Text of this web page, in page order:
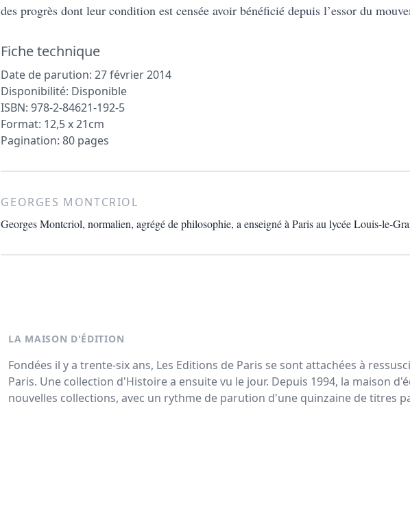
des progrès dont leur condition est censée avoir bénéficié depuis l’essor du
Fiche technique
Date de parution: 27 février 2014
Disponibilité: Disponible
ISBN: 978-2-84621-192-5
Format: 12,5 x 21cm
Pagination: 80 pages
GEORGES MONTCRIOL
Georges Montcriol, normalien, agrégé de philosophie, a enseigné à Paris au lycée Louis-le-
LA MAISON D'ÉDITION
Fondées il y a trente-six ans, Les Editions de Paris se sont attachées à
Paris. Une collection d'Histoire a ensuite vu le jour. Depuis 1994, la maison
nouvelles collections, avec un rythme de parution d'une quinzaine de titres